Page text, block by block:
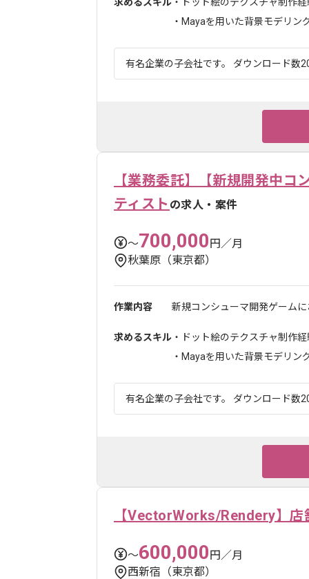
・Mayaを用いた背景モデリン
有名企業の子会社です。 ダウンロード数
【業務委託】【新規開発中コ
ティスト の求人・案件
〜700,000円／月
秋葉原（東京都）
作業内容 新規コンシューマ開発ゲーム
求めるスキル ・ドット絵のテクスチャ制作
・Mayaを用いた背景モデリン
有名企業の子会社です。 ダウンロード数
【VectorWorks/Rendery】
〜600,000円／月
西新宿（東京都）